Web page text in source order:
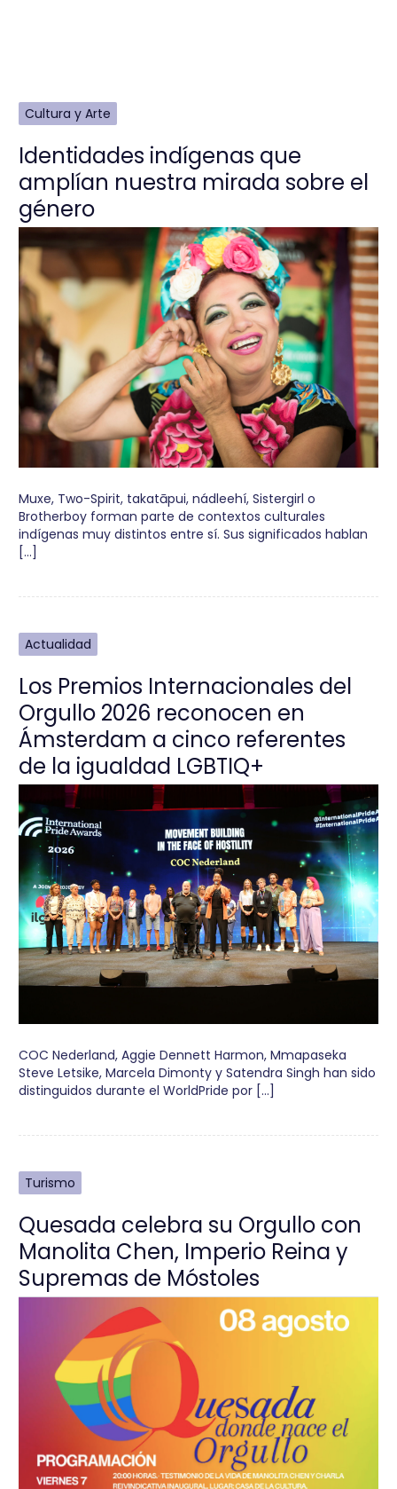
Cultura y Arte
Identidades indígenas que
amplían nuestra mirada sobre el
género
Muxe, Two-Spirit, takatāpui, nádleehí, Sistergirl o
Brotherboy forman parte de contextos culturales
indígenas muy distintos entre sí. Sus significados hablan
[…]
Actualidad
Los Premios Internacionales del
Orgullo 2026 reconocen en
Ámsterdam a cinco referentes
de la igualdad LGBTIQ+
COC Nederland, Aggie Dennett Harmon, Mmapaseka
Steve Letsike, Marcela Dimonty y Satendra Singh han sido
distinguidos durante el WorldPride por […]
Turismo
Quesada celebra su Orgullo con
Manolita Chen, Imperio Reina y
Supremas de Móstoles